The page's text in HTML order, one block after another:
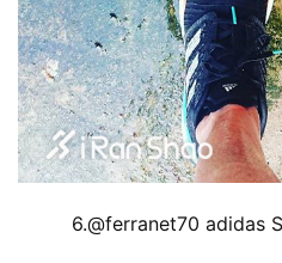
6.@ferranet70 adidas